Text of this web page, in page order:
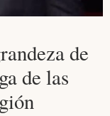
de
de las